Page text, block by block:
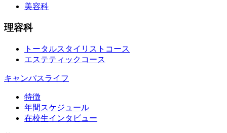
美容科
理容科
トータルスタイリストコース
エステティックコース
キャンパスライフ
特徴
年間スケジュール
在校生インタビュー